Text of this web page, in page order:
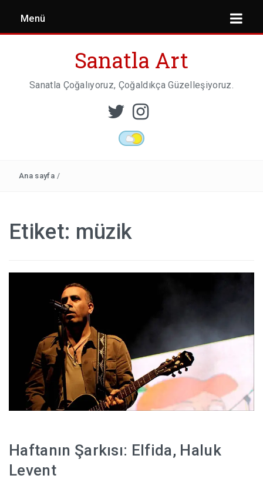
Menü
HABERLER
Sanatla Art
Sanatla Çoğalıyoruz, Çoğaldıkça Güzelleşiyoruz.
Ana sayfa /
Etiket: müzik
Haftanın Şarkısı: Elfida, Haluk
Levent